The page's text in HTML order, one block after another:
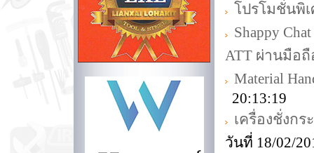
โปรโมชั่นพิ
Shappy
ATT ผ่านมือถื
Material
20:13:19
เครื่องชั่งกร
วันที่ 18/02/